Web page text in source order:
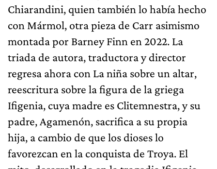
Chiarandini, quien también lo había hecho
con Mármol, otra pieza de Carr asimismo
montada por Barney Finn en 2022. La
triada de autora, traductora y director
regresa ahora con La niña sobre un altar,
reescritura sobre la figura de la griega
Ifigenia, cuya madre es Clitemnestra, y su
padre, Agamenón, sacrifica a su propia
hija, a cambio de que los dioses lo
favorezcan en la conquista de Troya. El